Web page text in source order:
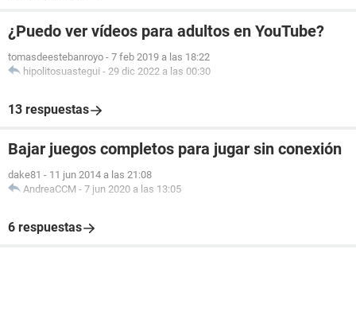
¿Puedo ver vídeos para adultos en YouTube?
tomasdeestebanroyo - 7 feb 2019 a las 18:22
hipolitosuastegui - 29 dic 2022 a las 00:30
13 respuestas
Bajar juegos completos para jugar sin conexión
dake81 - 11 jun 2014 a las 21:08
AndreaCCM - 7 jun 2020 a las 13:05
6 respuestas